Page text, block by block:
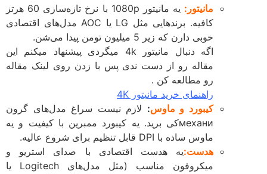
مانیتور:
یه مانیتور 1080p با نرخ تازه‌سازی 60 هرتز
کافیه. برندهایی مثل LG یا AOC مدل‌های اقتصادی
خوبی دارن که زیر 5 میلیون تومن پیدا می‌شن.
اگه دنبال مانیتور 4k میگردی پیشنهاد میکنم این
مقاله رو از دست ندی پس با زدن روی لینک مقاله
رو مطالعه کن .
راهنمای خرید مانیتور 4K
کیبورد و ماوس:لازم نیست سراغ مدل‌های گرون
механиکی برید. یه کیبورد ممبرین با کیفیت و یه
ماوس ساده با DPI قابل تنظیم برای شروع عالیه.
هدست:یه هدست اقتصادی با صدای استریو و
میکروفون مناسب (مثل مدل‌های Logitech یا